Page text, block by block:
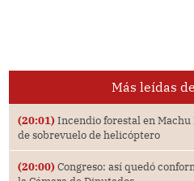
Más leídas
(20:01) Incendio forestal en
de sobrevuelo de helicóptero
(20:00) Congreso: así quedó